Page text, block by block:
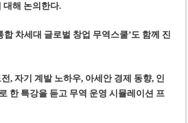
대해 논의한다.
합 차세대 글로벌 창업 무역스쿨’도 함께 진
, 자기 계발 노하우, 아세안 경제 동향, 인
한 특강을 듣고 무역 운영 시뮬레이션 프